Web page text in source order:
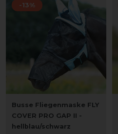
-13%
Busse Fliegenmaske FLY
COVER PRO GAP II -
hellblau/schwarz